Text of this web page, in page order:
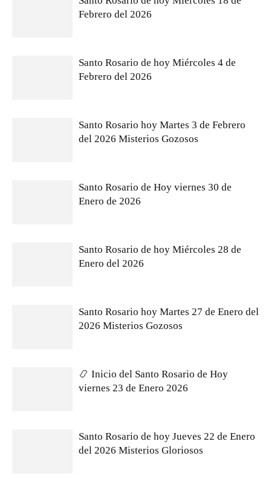
Febrero del 2026
Santo Rosario de hoy Miércoles 4 de
Febrero del 2026
Santo Rosario hoy Martes 3 de Febrero
del 2026 Misterios Gozosos
Santo Rosario de Hoy viernes 30 de
Enero de 2026
Santo Rosario de hoy Miércoles 28 de
Enero del 2026
Santo Rosario hoy Martes 27 de Enero del
2026 Misterios Gozosos
📿 Inicio del Santo Rosario de Hoy
viernes 23 de Enero 2026
Santo Rosario de hoy Jueves 22 de Enero
del 2026 Misterios Gloriosos